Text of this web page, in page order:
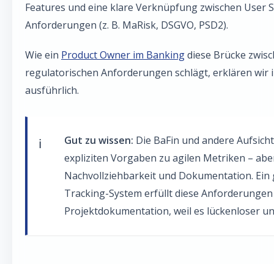
Features und eine klare Verknüpfung zwischen User
Anforderungen (z. B. MaRisk, DSGVO, PSD2).
Wie ein Product Owner im Bankingdiese Brücke
regulatorischen Anforderungen schlägt, erklären wir
ausführlich.
Gut zu wissen: Die BaFin und andere
expliziten Vorgaben zu agilen Metriken –
Nachvollziehbarkeit und Dokumentation.
Tracking-System erfüllt diese
Projektdokumentation, weil es lückenloser